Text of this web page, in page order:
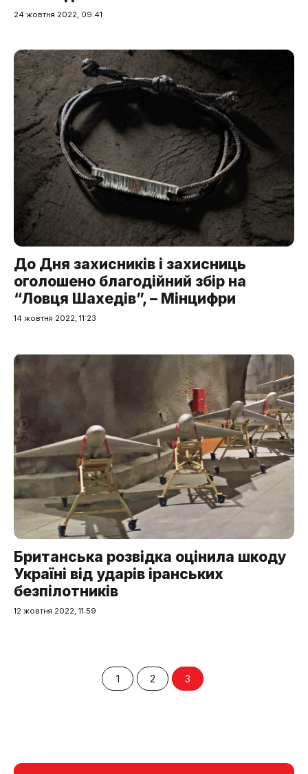
24 жовтня 2022, 09:41
До Дня захисників і захисниць
оголошено благодійний збір на
“Ловця Шахедів”, – Мінцифри
14 жовтня 2022, 11:23
Британська розвідка оцінила шкоду
Україні від ударів іранських
безпілотників
12 жовтня 2022, 11:59
1 2 3